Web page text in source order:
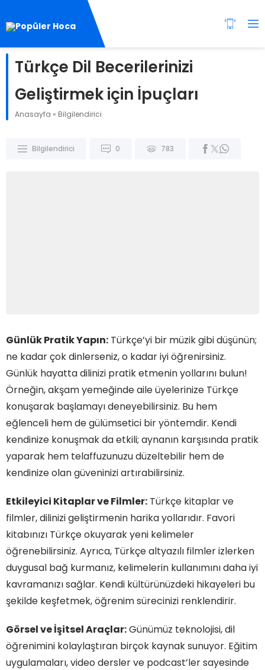
Türkçe Dil Becerilerinizi
Geliştirmek için İpuçları
Anasayfa » Bilgilendirici
Bilgilendirici 0 783
Günlük Pratik Yapın: Türkçe’yi bir müzik gibi düşünün;
ne kadar çok dinlerseniz, o kadar iyi öğrenirsiniz.
Günlük hayatta dilinizi pratik etmenin yollarını bulun!
Örneğin, akşam yemeğinde aile üyelerinize Türkçe
konuşarak başlamayı deneyebilirsiniz. Bu hem
eğlenceli hem de gülümsetici bir yöntemdir. Kendi
kendinize konuşmak da etkili; aynanın karşısında pratik
yaparak hem telaffuzunuzu düzeltebilir hem de
kendinize olan güveninizi artırabilirsiniz.
Etkileyici Kitaplar ve Filmler: Türkçe kitaplar ve
filmler, dilinizi geliştirmenin harika yollarıdır. Favori
kitabınızı Türkçe okuyarak yeni kelimeler
öğrenebilirsiniz. Ayrıca, Türkçe altyazılı filmler izlerken
duygusal bağ kurmanız, kelimelerin kullanımını daha iyi
kavramanızı sağlar. Kendi kültürünüzdeki hikayeleri bu
şekilde keşfetmek, öğrenim sürecinizi renklendirir.
Görsel ve İşitsel Araçlar:Günümüz teknolojisi, dil
öğrenimini kolaylaştıran birçok kaynak sunuyor. Eğitim
uygulamaları, video dersler ve podcast’ler sayesinde